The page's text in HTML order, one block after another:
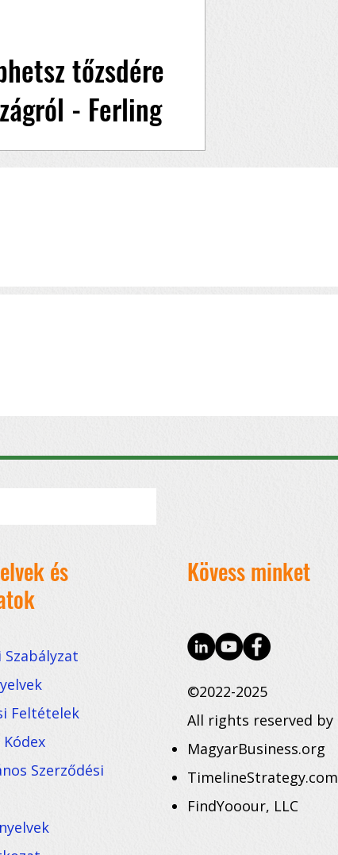
tőzsdére
- Ferling
és
Feltételek
Szerződési
Kövess minket
©2022-2025
All rights reserved by
MagyarBusiness.org
TimelineStrategy.com
FindYooour, LLC